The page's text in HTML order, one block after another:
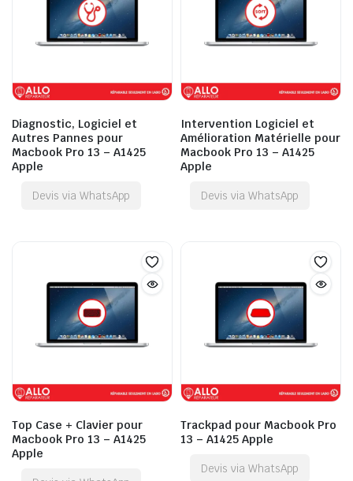
Diagnostic, Logiciel et
Autres Pannes pour
Macbook Pro 13 – A1425
Apple
Devis via WhatsApp
Intervention Logiciel et
Amélioration Matérielle pour
Macbook Pro 13 – A1425
Apple
Devis via WhatsApp
Top Case + Clavier pour
Macbook Pro 13 – A1425
Apple
Trackpad pour Macbook Pro
13 – A1425 Apple
Devis via WhatsApp